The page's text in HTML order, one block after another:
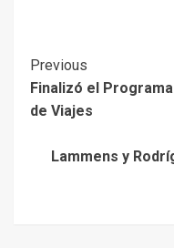
Previous
Finalizó el
de Viajes
Lammens y